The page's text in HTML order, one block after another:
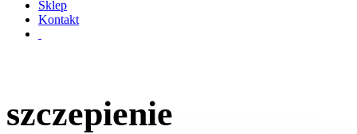
Sklep
Kontakt
szczepienie